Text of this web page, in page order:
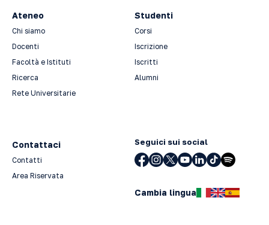
Ateneo
Chi siamo
Docenti
Facoltà e Istituti
Ricerca
Rete Universitarie
Studenti
Corsi
Iscrizione
Iscritti
Alumni
Contattaci
Contatti
Area Riservata
Seguici sui social
Cambia lingua